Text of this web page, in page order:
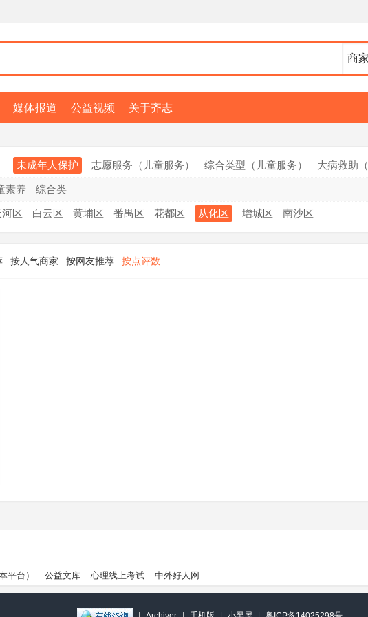
媒体报道 公益视频 关于齐志
未成年人保护 志愿服务（儿童服务） 综合类型（儿童服务） 大病救助
素养 综合类
河区 白云区 黄埔区 番禺区 花都区 从化区 增城区 南沙区
按人气商家 按网友推荐 按点评数
平台） 公益文库 心理线上考试 中外好人网